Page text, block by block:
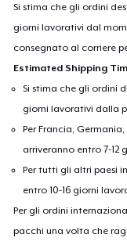
Si stima che gli ordini
giorni lavorativi dal
consegnato al corriere
Estimated Shipping
Si stima che gli ordini
giorni lavorativi dalla
Per Francia,
arriveranno entro 7-12
Per tutti gli altri paesi
entro 10-16 giorni
Per gli ordini
pacchi una volta che